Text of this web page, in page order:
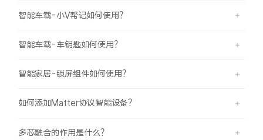
智能车载-小V帮记如何使用？
智能车载-车钥匙如何使用？
智能家居-锁屏组件如何使用？
如何添加Matter协议智能设备？
多芯融合的作用是什么？